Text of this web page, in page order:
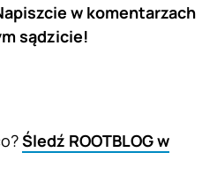
w komentarzach
sądzicie!
Śledź ROOTBLOG w